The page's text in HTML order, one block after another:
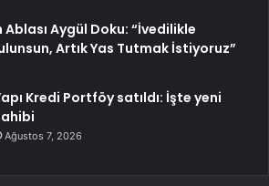
Aygül Doku: “İvedilikle
Artık Yas Tutmak İstiyoruz”
Kredi Portföy satıldı: İşte yeni
Ağustos 7, 2026